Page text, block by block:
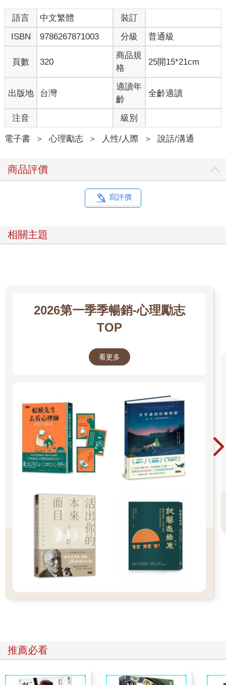
迫切。我們快速奔向充滿未知的未來，卻有許多人感覺愈來愈迷
惘。畢竟，連眼前的科技都還沒精通，明天又出現了新的科技。
大家可能在電腦螢幕前感到孤立，因為有些對話沒有進行而深感
困擾。
而探索這些未知的領域，需要一套新的技能。我們需要超脫有限
的自我、掌握新技巧和建立關係的工具，以重新連結彼此。無論
眼前是什麼特殊挑戰，例如破碎的關係、家中未知的情況或重大
的職業選擇，都可以做好應變、克服衝擊，因為我們懂得進行有
……
在第一部分，我指出對話是人生發展的主要媒介，微小的改變可
以造成很大的不同。我概述了破壞對話的情況，並說明為何成為
更有自覺、有創意的參與者，有助於改變我們談話的方法，得到
生的對話。我透過七個人的故事來解釋七大轉變，他們在生命中
所需的轉變。請運用你的直覺，朝你能量流動的地方前進。
本書故事的主角都是過著日常生活的普通人，這是個刻意的選
擇。儘管我在英國行政部門、世界銀行、BBC等大型組織，擔任
不是每個人都是高階主管、商業領袖或公務員。然而，許多人是
父母、伴侶與情人、手足、朋友及鄰居。我希望，透過見證其他
人如何改變對話，進而扭轉人生，能喚醒你看見自己新的可能
書中七個故事都是源自現實生活中的人，所有身分的細節已更
動，我創造必要的混合資訊以保護這些人的身分。我非常感激這
些人在互動上碰到僵局、需要找尋談話的方法時，選擇了我來陪
伴他們。幫助他們為重要對話做準備、強化自我、吸收重要對話
的衝擊，對我而言一直是個榮幸與學習機會。
我相信，只要更加覺察，平凡會變得不平凡，日常的互動也可以
成為改變人生的對話。當思想相遇、心胸開闊、靈魂觸動，一起
談話使人們瞥見更廣大的現實狀況，我們會想起自己是什麼樣的
人、個人的獨特之處，以及來到世上要做的事。
現在有七十億人口生活在這個星球上，為了能和諧地生活在一
起，有些大事必須做到。好消息是，大事是透過每個人採取的小
步驟來實現的，而進行改變人生的對話就是其中之一。
語言 中文繁體
裝訂
ISBN
9786267871003 分級 普通級
頁數 320
商品規
格
25開15*21cm
出版地 台灣
適讀年
齡
全齡適讀
注音 級別
電子書 ＞ 心理勵志 ＞ 人性/人際 ＞ 說話/溝通
商品評價
寫評價
相關主題
2026第一季季暢銷-心理勵志
TOP
看更多
推薦必看